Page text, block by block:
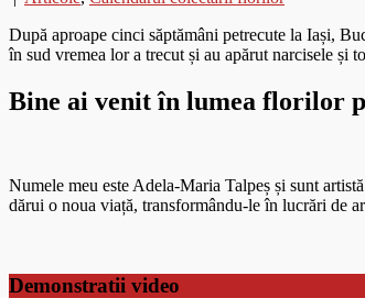
După aproape cinci săptămâni petrecute la Iași,
în sud vremea lor a trecut și au apărut narcisele
Bine ai venit în lumea florilor
Numele meu este Adela-Maria Talpeș și sunt
dărui o noua viață, transformându-le în lucrări de
Demonstratii video